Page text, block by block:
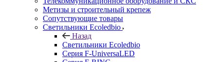
Метизы и строительный крепеж
Сопутствующие товары
Светильники Ecoledbio
Назад
Светильники Ecoledbio
Серия F-UniversaLED